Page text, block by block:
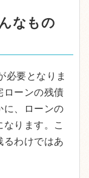
なもの
必要となりま
ーンの残債
に、ローンの
ります。こ
わけではあ